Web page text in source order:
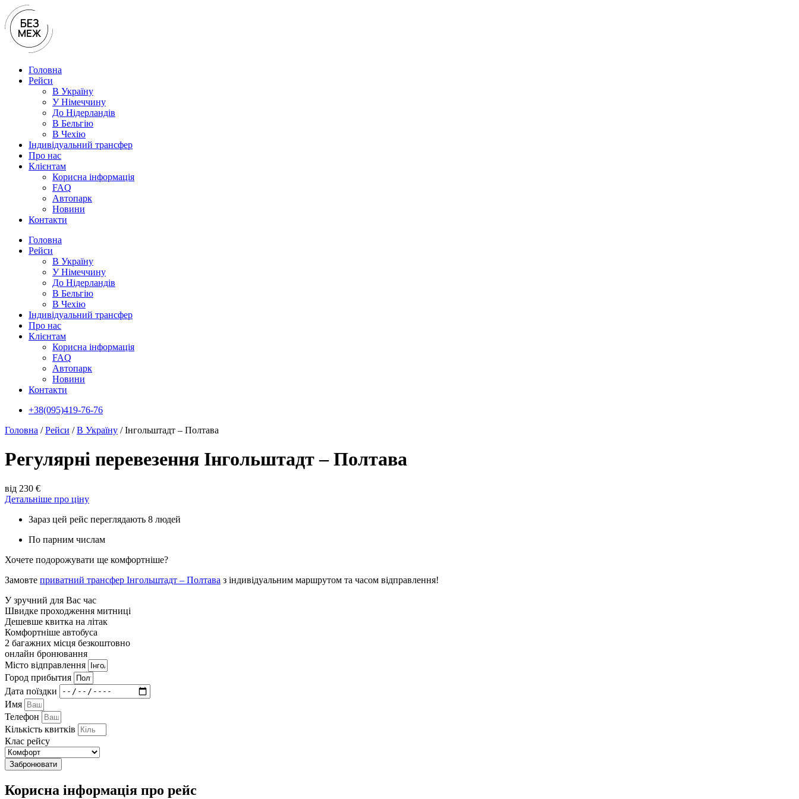
Перейти
до
вмісту
Головна
Рейси
В Україну
У Нiмеччину
До Нідерландів
В Бельгію
В Чехiю
Індивідуальний трансфер
Про нас
Клієнтам
Корисна інформація
FAQ
Автопарк
Новини
Контакти
Головна
Рейси
В Україну
У Нiмеччину
До Нідерландів
В Бельгію
В Чехiю
Індивідуальний трансфер
Про нас
Клієнтам
Корисна інформація
FAQ
Автопарк
Новини
Контакти
+38(095)419-76-76
Головна /Рейси /В Україну /Інгольштадт – Полтава
Регулярні перевезення Інгольштадт – Полтава
від 230 €
Детальніше про ціну
Зараз цей рейс переглядають 8 людей
По парним числам
Хочете подорожувати ще комфортніше?
Замовте приватний трансфер Інгольштадт – Полтава з індивідуальним маршрутом та часом відправлення!
У зручний для Вас час
Швидке проходження митниці
Дешевше квитка на літак
Комфортніше автобуса
2 багажних місця безкоштовно
онлайн бронювання
Мiсто вiдправлення
Город прибытия
Дата поїздки
Имя
Телефон
Кількість квитків
Клас рейсу
Забронювати
Корисна інформація про рейс